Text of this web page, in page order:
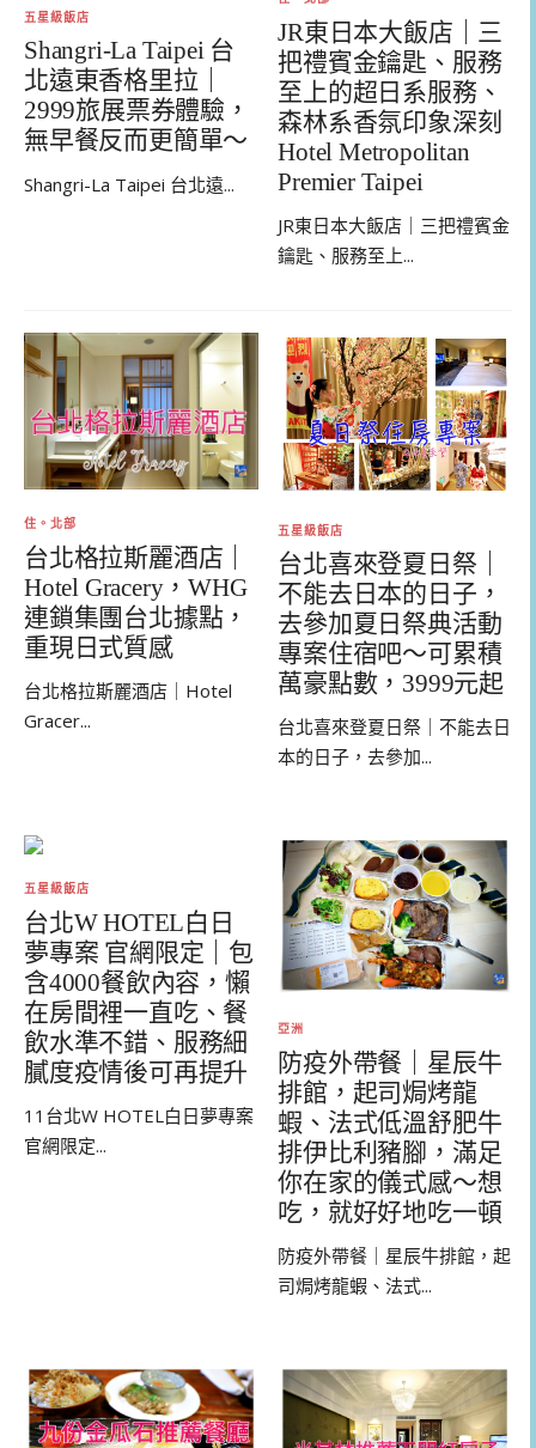
五星級飯店
Shangri-La Taipei 台
北遠東香格里拉｜
2999旅展票券體驗，
無早餐反而更簡單～
Shangri-La Taipei 台北遠...
JR東日本大飯店｜三
把禮賓金鑰匙、服務
至上的超日系服務、
森林系香氛印象深刻
Hotel Metropolitan
Premier Taipei
JR東日本大飯店｜三把禮賓金
鑰匙、服務至上...
住。北部
台北格拉斯麗酒店｜
Hotel Gracery，WHG
連鎖集團台北據點，
重現日式質感
台北格拉斯麗酒店｜Hotel
Gracer...
五星級飯店
台北喜來登夏日祭｜
不能去日本的日子，
去參加夏日祭典活動
專案住宿吧～可累積
萬豪點數，3999元起
台北喜來登夏日祭｜不能去日
本的日子，去參加...
五星級飯店
台北W HOTEL白日
夢專案 官網限定｜包
含4000餐飲內容，懶
在房間裡一直吃、餐
飲水準不錯、服務細
膩度疫情後可再提升
11台北W HOTEL白日夢專案
官網限定...
亞洲
防疫外帶餐｜星辰牛
排館，起司焗烤龍
蝦、法式低溫舒肥牛
排伊比利豬腳，滿足
你在家的儀式感～想
吃，就好好地吃一頓
防疫外帶餐｜星辰牛排館，起
司焗烤龍蝦、法式...